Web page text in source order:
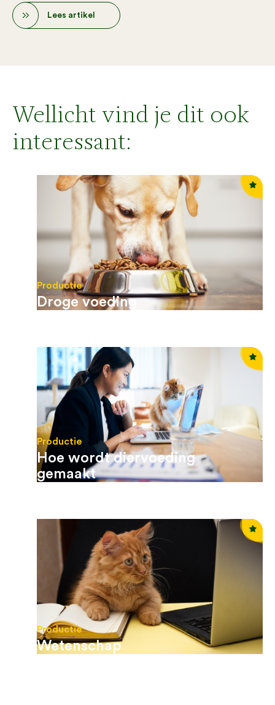
Lees artikel
Wellicht vind je dit ook
interessant:
Productie
Droge voeding
Productie
Hoe wordt diervoeding
gemaakt
Productie
Wetenschap